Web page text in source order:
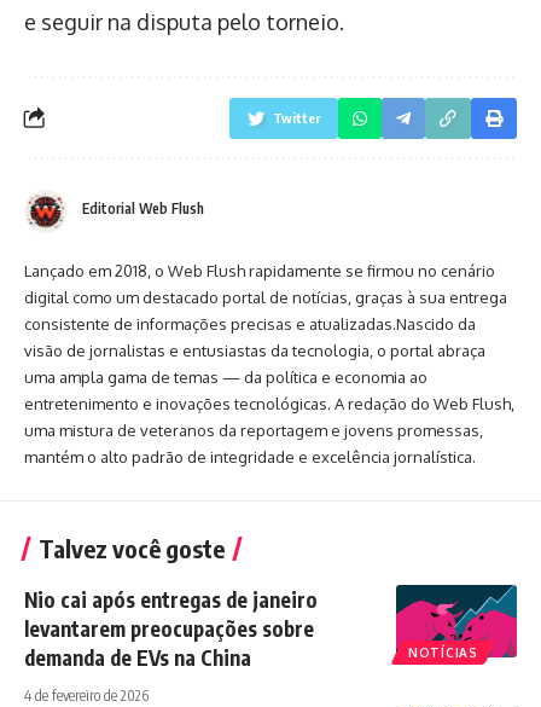
e seguir na disputa pelo torneio.
Twitter
Editorial Web Flush
Lançado em 2018, o Web Flush rapidamente se firmou no cenário
digital como um destacado portal de notícias, graças à sua entrega
consistente de informações precisas e atualizadas.Nascido da
visão de jornalistas e entusiastas da tecnologia, o portal abraça
uma ampla gama de temas — da política e economia ao
entretenimento e inovações tecnológicas. A redação do Web Flush,
uma mistura de veteranos da reportagem e jovens promessas,
mantém o alto padrão de integridade e excelência jornalística.
Talvez você goste
NOTÍCIAS
Nio cai após entregas de janeiro
levantarem preocupações sobre
demanda de EVs na China
4 de fevereiro de 2026